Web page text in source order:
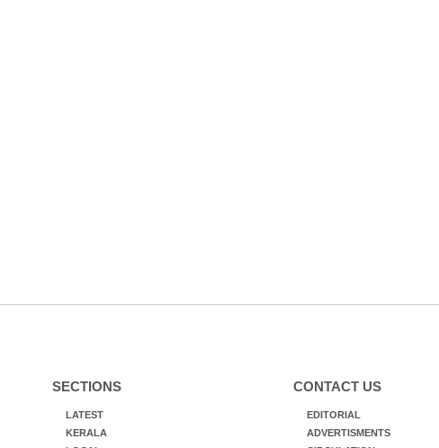
SECTIONS
LATEST
KERALA
CONTACT US
EDITORIAL
ADVERTISMENTS